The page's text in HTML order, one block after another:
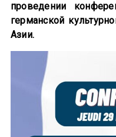
проведении
германской
Азии.